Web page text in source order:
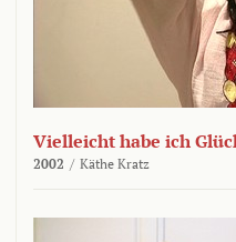
Vielleicht habe ich
2002 / Käthe Kratz